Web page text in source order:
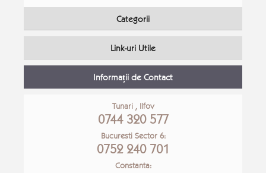
Categorii
Link-uri Utile
Informații de Contact
Tunari , Ilfov
0744 320 577
Bucuresti Sector 6:
0752 240 701
Constanta: